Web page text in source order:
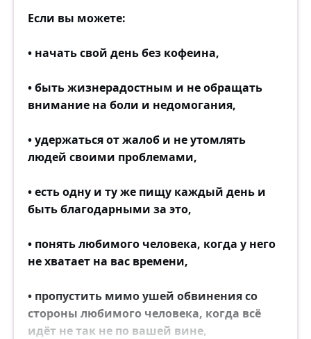
Если вы можете:
• начать свой день без кофеина,
• быть жизнерадостным и не обращать
внимание на боли и недомогания,
• удержаться от жалоб и не утомлять
людей своими проблемами,
• есть одну и ту же пищу каждый день и
быть благодарными за это,
• понять любимого человека, когда у него
не хватает на вас времени,
• пропустить мимо ушей обвинения со
стороны любимого человека, когда всё
идёт не так не по вашей вине,